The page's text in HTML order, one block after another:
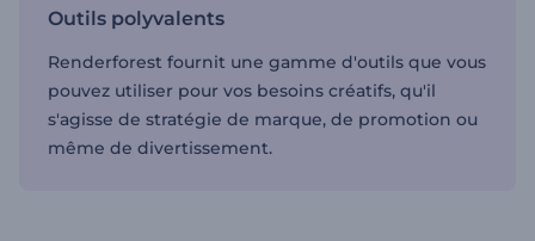
Outils polyvalents
Renderforest fournit une gamme d'outils que vous
pouvez utiliser pour vos besoins créatifs, qu'il
s'agisse de stratégie de marque, de promotion ou
même de divertissement.